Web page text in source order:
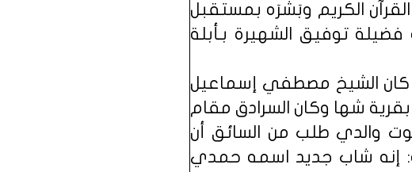
الكريم وبَشرَه بمستقبل
فضيلة توفيق الشهيرة بـأبلة
كان الشيخ مصطفي إسماعيل
شها وكان السرادق مقام
والدي طلب من السائق أن
إنه شاب جديد اسمه حمدي